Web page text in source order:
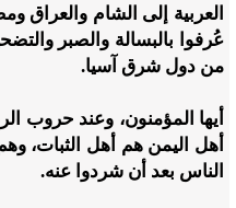
العربية إلى الشام والعراق
عُرفوا بالبسالة والصبر
من دول شرق آسيا.
أيها المؤمنون، وعند حروب
أهل اليمن هم أهل الثبات،
الناس بعد أن شردوا عنه.